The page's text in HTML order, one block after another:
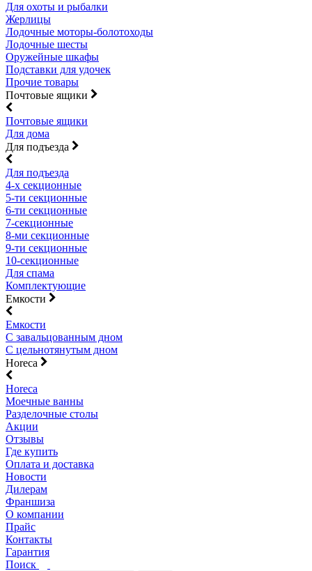
Для охоты и рыбалки
Жерлицы
Лодочные моторы-болотоходы
Лодочные шесты
Оружейные шкафы
Подставки для удочек
Прочие товары
Почтовые ящики
Почтовые ящики
Для дома
Для подъезда
Для подъезда
4-х секционные
5-ти секционные
6-ти секционные
7-секционные
8-ми секционные
9-ти секционные
10-секционные
Для спама
Комплектующие
Емкости
Емкости
С завальцованным дном
С цельнотянутым дном
Horeca
Horeca
Моечные ванны
Разделочные столы
Акции
Отзывы
Где купить
Оплата и доставка
Новости
Дилерам
Франшиза
О компании
Прайс
Контакты
Гарантия
Поиск